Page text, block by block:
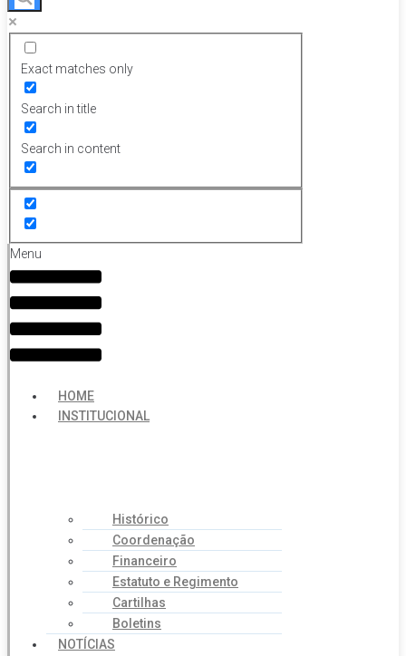
Exact matches only
Search in title
Search in content
Menu
HOME
INSTITUCIONAL
Histórico
Coordenação
Financeiro
Estatuto e Regimento
Cartilhas
Boletins
NOTÍCIAS